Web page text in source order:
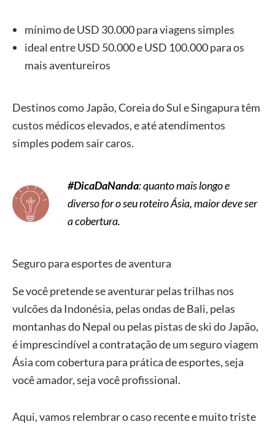
mínimo de USD 30.000 para viagens simples
ideal entre USD 50.000 e USD 100.000 para os
mais aventureiros
Destinos como Japão, Coreia do Sul e Singapura têm
custos médicos elevados, e até atendimentos
simples podem sair caros.
#DicaDaNanda: quanto mais longo e
diverso for o seu roteiro Ásia, maior deve ser
a cobertura.
Seguro para esportes de aventura
Se você pretende se aventurar pelas trilhas nos
vulcões da Indonésia, pelas ondas de Bali, pelas
montanhas do Nepal ou pelas pistas de ski do Japão,
é imprescindível a contratação de um seguro viagem
Ásia com cobertura para prática de esportes, seja
você amador, seja você profissional.
Aqui, vamos relembrar o caso recente e muito triste